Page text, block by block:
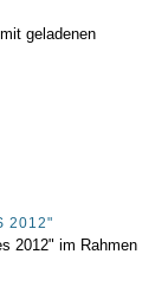
geladenen
2012"
2012" im Rahmen